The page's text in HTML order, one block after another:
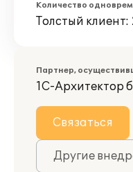
Количество
Толстый клиент:
Партнер,
1С-Архитектор
Связаться
Другие